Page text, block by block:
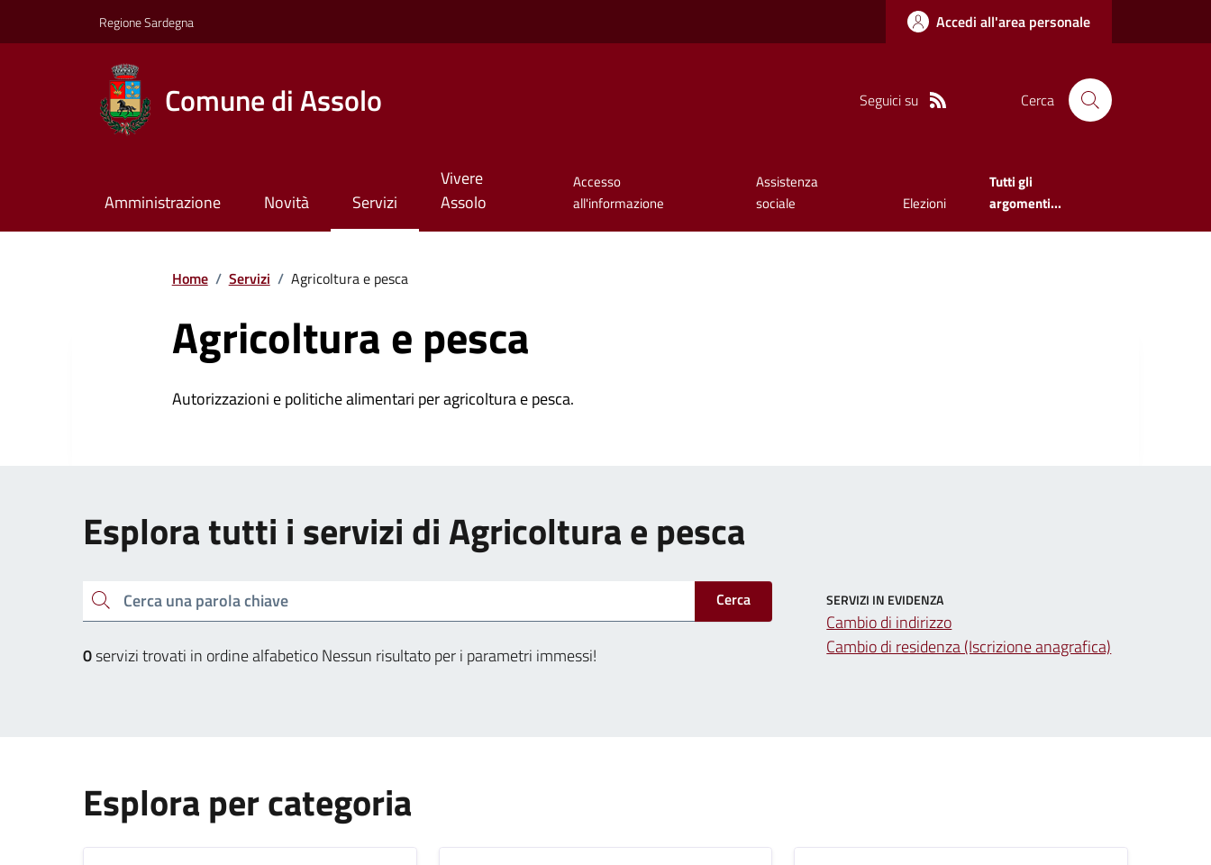
Regione Sardegna Accedi all'area personale
Comune di Assolo Seguici su Cerca
Amministrazione Novità Servizi
Vivere
Assolo
Accesso
all'informazione
Assistenza
sociale
Elezioni
Tutti gli
argomenti...
Home / Servizi / Agricoltura e pesca
Agricoltura e pesca
Autorizzazioni e politiche alimentari per agricoltura e pesca.
Esplora tutti i servizi di Agricoltura e pesca
Cerca una parola chiave Cerca
0servizi trovati in ordine alfabeticoNessun risultato per i parametri immessi!
SERVIZI IN EVIDENZA
Cambio di indirizzo
Cambio di residenza (Iscrizione anagrafica)
Esplora per categoria